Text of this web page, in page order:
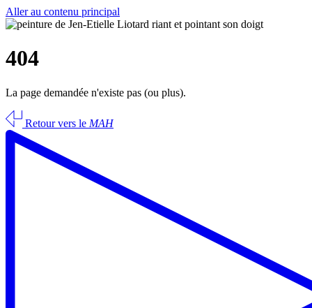
Aller au contenu principal
404
La page demandée n'existe pas (ou plus).
Retour vers le MAH